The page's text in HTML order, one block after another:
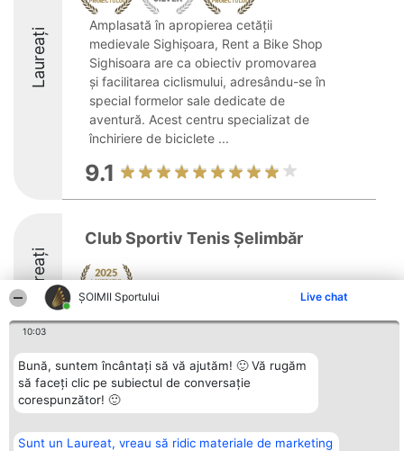
ȘOIMII Sportului Live chat
10:03
Bună, suntem încântați să vă ajutăm! 🙂 Vă rugăm
să faceți clic pe subiectul de conversație
corespunzător! 🙂
Sunt un Laureat, vreau să ridic materiale de marketing
Laureați
Amplasată în apropierea cetății
medievale Sighișoara, Rent a Bike Shop
Sighisoara are ca obiectiv promovarea
și facilitarea ciclismului, adresându-se în
special formelor sale dedicate de
aventură. Acest centru specializat de
închiriere de biciclete ...
9.1
Laureați
Club Sportiv Tenis Șelimbăr
8.4
Organizator Ranking
BRIGHT SOLUTIONS BR SRL
Aleea Timisul De Sus 2 Bl. A30
Sc. A Et. 4 Ap. 13 Cod 061952
București
Plebiscyt
Lista Tuturor
Laureaților
Reguli